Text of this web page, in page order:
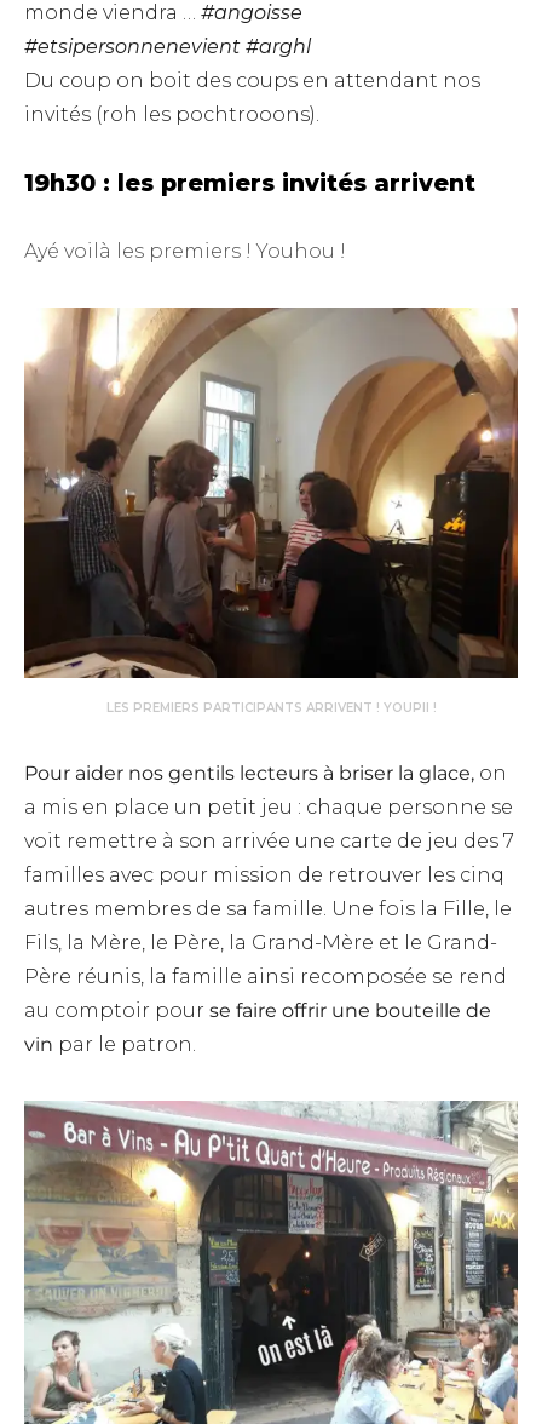
monde viendra … #angoisse
#etsipersonnenevient #arghl
Du coup on boit des coups en attendant nos
invités (roh les pochtrooons).
19h30 : les premiers invités arrivent
Ayé voilà les premiers ! Youhou !
LES PREMIERS PARTICIPANTS ARRIVENT ! YOUPII !
Pour aider nos gentils lecteurs à briser la glace, on
a mis en place un petit jeu : chaque personne se
voit remettre à son arrivée une carte de jeu des 7
familles avec pour mission de retrouver les cinq
autres membres de sa famille. Une fois la Fille, le
Fils, la Mère, le Père, la Grand-Mère et le Grand-
Père réunis, la famille ainsi recomposée se rend
au comptoir pour se faire offrir une bouteille de
vin par le patron.